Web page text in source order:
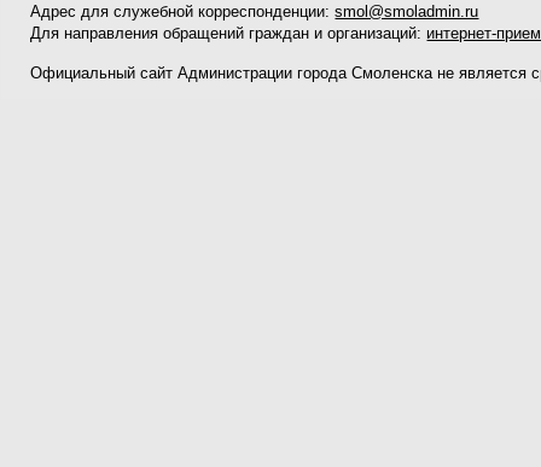
Адрес для служебной корреспонденции:smol@smoladmin.ru
Для направления обращений граждан и организаций: интернет-
Официальный сайт Администрации города Смоленска не является